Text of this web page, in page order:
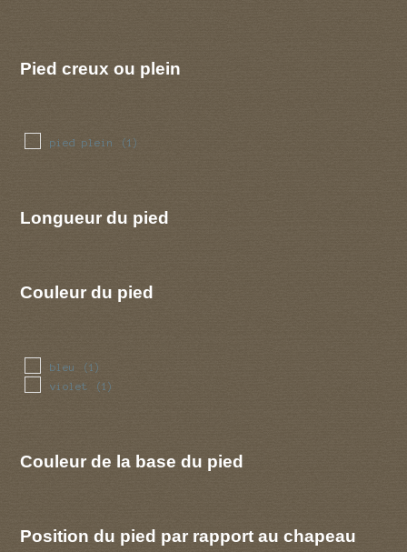
Pied creux ou plein
pied plein (1)
Longueur du pied
Couleur du pied
bleu (1)
violet (1)
Couleur de la base du pied
Position du pied par rapport au chapeau